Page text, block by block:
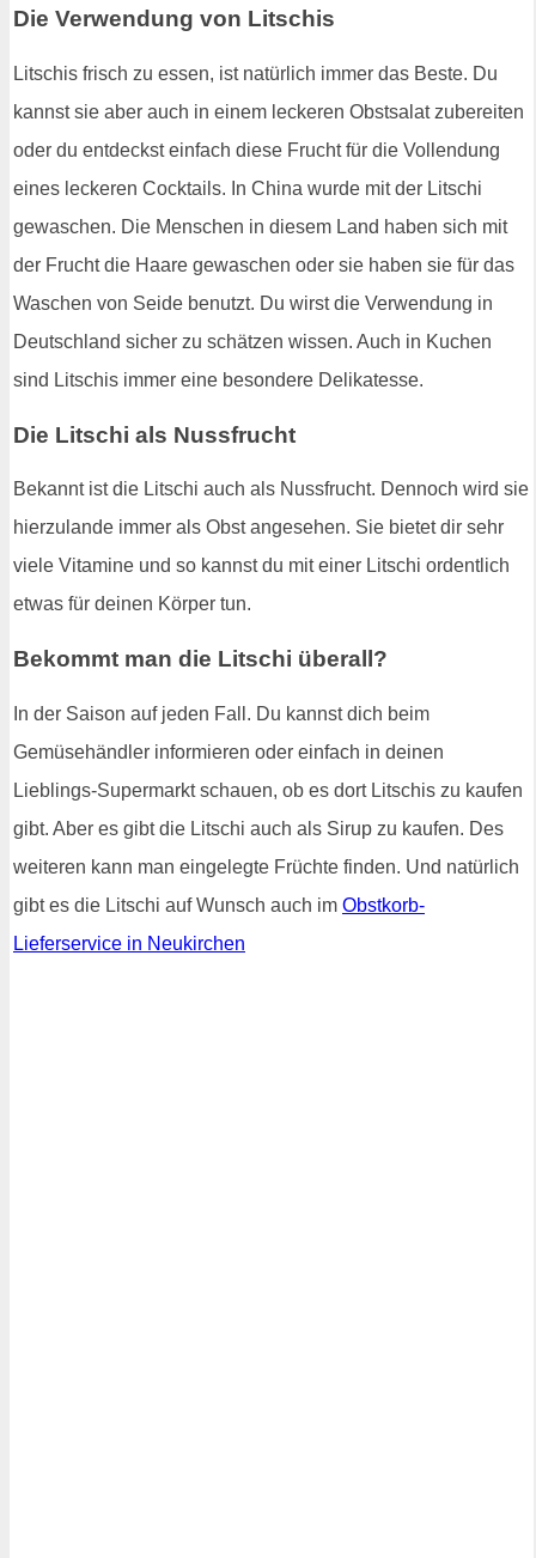
Die Verwendung von Litschis
Litschis frisch zu essen, ist natürlich immer das Beste. Du
kannst sie aber auch in einem leckeren Obstsalat zubereiten
oder du entdeckst einfach diese Frucht für die Vollendung
eines leckeren Cocktails. In China wurde mit der Litschi
gewaschen. Die Menschen in diesem Land haben sich mit
der Frucht die Haare gewaschen oder sie haben sie für das
Waschen von Seide benutzt. Du wirst die Verwendung in
Deutschland sicher zu schätzen wissen. Auch in Kuchen
sind Litschis immer eine besondere Delikatesse.
Die Litschi als Nussfrucht
Bekannt ist die Litschi auch als Nussfrucht. Dennoch wird sie
hierzulande immer als Obst angesehen. Sie bietet dir sehr
viele Vitamine und so kannst du mit einer Litschi ordentlich
etwas für deinen Körper tun.
Bekommt man die Litschi überall?
In der Saison auf jeden Fall. Du kannst dich beim
Gemüsehändler informieren oder einfach in deinen
Lieblings-Supermarkt schauen, ob es dort Litschis zu kaufen
gibt. Aber es gibt die Litschi auch als Sirup zu kaufen. Des
weiteren kann man eingelegte Früchte finden. Und natürlich
gibt es die Litschi auf Wunsch auch im Obstkorb-
Lieferservice in Neukirchen